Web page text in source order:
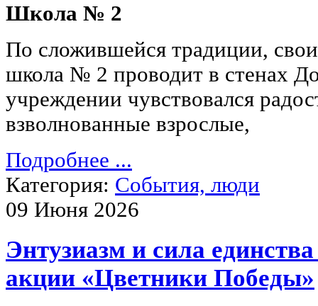
Школа № 2
По сложившейся традиции,
школа № 2 проводит в стенах
учреждении чувствовался
взволнованные взрослые,
Подробнее ...
Категория: События, люди
09 Июня 2026
Энтузиазм и сила
акции «Цветники Победы»